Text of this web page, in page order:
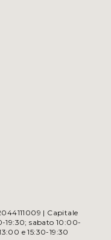
| Capitale
19:30; sabato 10:00-
e 15:30-19:30